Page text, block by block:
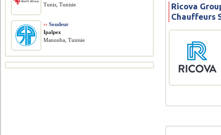
Ricova
Chauffeurs
Tunis, Tunisie
›› Soudeur
Ipalpex
Manouba, Tunisie